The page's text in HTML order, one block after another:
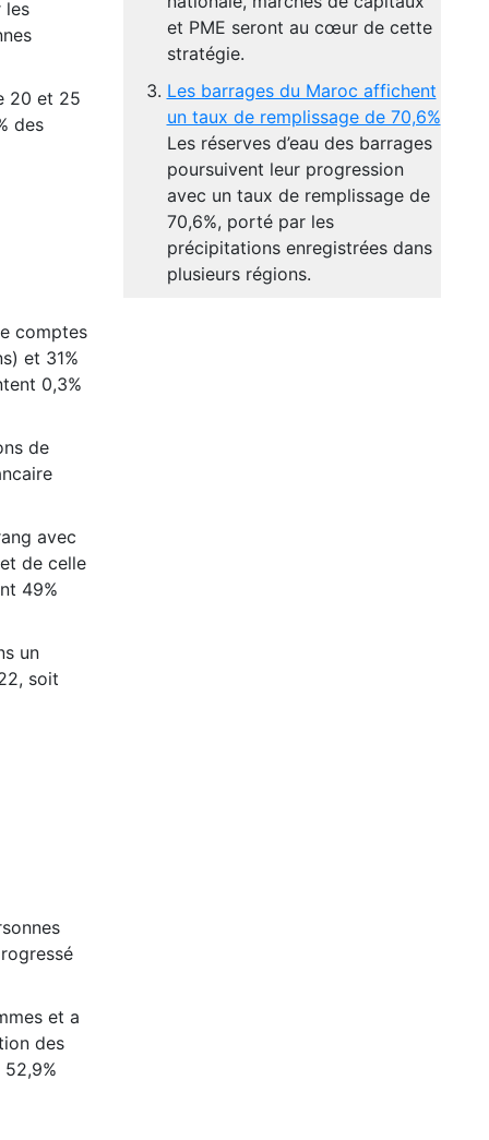
les
20 et 25
des
comptes
et 31%
0,3%
de
avec
de celle
49%
un
soit
et a
des
et PME seront au cœur de cette
stratégie.
Les barrages du Maroc affichent
un taux de remplissage de 70,6%
Les réserves d’eau des barrages
poursuivent leur progression
avec un taux de remplissage de
70,6%, porté par les
précipitations enregistrées dans
plusieurs régions.